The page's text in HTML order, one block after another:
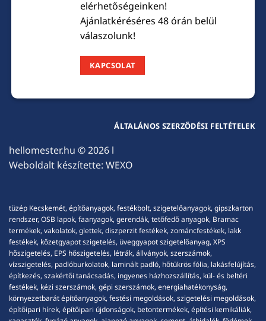
elérhetőségeinken!
Ajánlatkéréséres 48 órán belül
válaszolunk!
KAPCSOLAT
hellomester.hu © 2026 l
Weboldalt készítette: WEXO
ÁLTALÁNOS SZERZŐDÉSI FELTÉTELEK
tüzép Kecskemét, építőanyagok, festékbolt, szigetelőanyagok, gipszkarton
rendszer, OSB lapok, faanyagok, gerendák, tetőfedő anyagok, Bramac
termékek, vakolatok, glettek, diszperzit festékek, zománcfestékek, lakk
festékek, kőzetgyapot szigetelés, üveggyapot szigetelőanyag, XPS
hőszigetelés, EPS hőszigetelés, létrák, állványok, szerszámok,
vízszigetelés, padlóburkolatok, laminált padló, hőtükrös fólia, lakásfelújítás,
építkezés, szakértői tanácsadás, ingyenes házhozszállítás, kül- és beltéri
festékek, kézi szerszámok, gépi szerszámok, energiahatékonyság,
környezetbarát építőanyagok, festési megoldások, szigetelési megoldások,
építőipari hírek, építőipari újdonságok, betontermékek, építési kemikáliák,